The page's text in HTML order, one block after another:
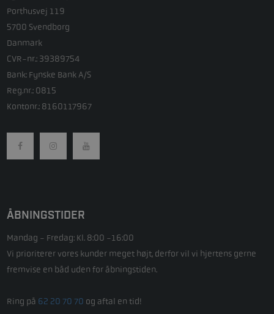
Porthusvej 119
5700 Svendborg
Danmark
CVR-nr.: 39389754
Bank: Fynske Bank A/S
Reg.nr.: 0815
Kontonr.: 8160117967
ÅBNINGSTIDER
Mandag - Fredag: Kl. 8:00 -16:00
Vi prioriterer vores kunder meget højt, derfor vil vi hjertens gerne
fremvise en båd uden for åbningstiden.
Ring på 62 20 70 70 og aftal en tid!